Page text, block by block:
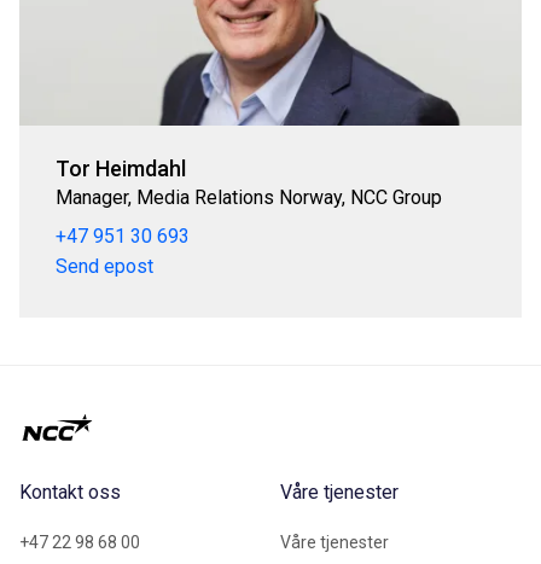
Tor Heimdahl
Manager, Media Relations Norway, NCC Group
+47 951 30 693
Send epost
Kontakt oss
+47 22 98 68 00
Våre tjenester
Våre tjenester